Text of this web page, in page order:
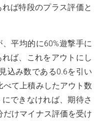
ば特段のプラス評価と
平均的に60%遊撃手に
ば、これをアウトにし
込み数である0.6を引い
て上積みしたアウト数
できなければ、期待さ
けマイナス評価を受け